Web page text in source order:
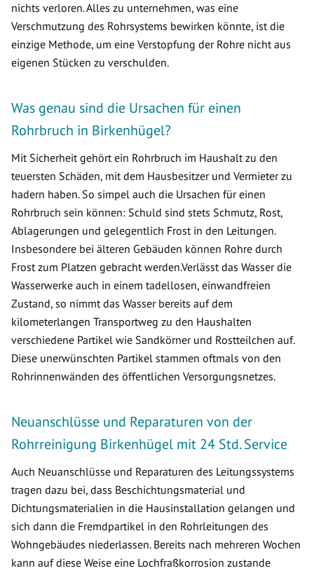
nichts verloren. Alles zu unternehmen, was eine
Verschmutzung des Rohrsystems bewirken könnte, ist die
einzige Methode, um eine Verstopfung der Rohre nicht aus
eigenen Stücken zu verschulden.
Was genau sind die Ursachen für einen
Rohrbruch in Birkenhügel?
Mit Sicherheit gehört ein Rohrbruch im Haushalt zu den
teuersten Schäden, mit dem Hausbesitzer und Vermieter zu
hadern haben. So simpel auch die Ursachen für einen
Rohrbruch sein können: Schuld sind stets Schmutz, Rost,
Ablagerungen und gelegentlich Frost in den Leitungen.
Insbesondere bei älteren Gebäuden können Rohre durch
Frost zum Platzen gebracht werden.Verlässt das Wasser die
Wasserwerke auch in einem tadellosen, einwandfreien
Zustand, so nimmt das Wasser bereits auf dem
kilometerlangen Transportweg zu den Haushalten
verschiedene Partikel wie Sandkörner und Rostteilchen auf.
Diese unerwünschten Partikel stammen oftmals von den
Rohrinnenwänden des öffentlichen Versorgungsnetzes.
Neuanschlüsse und Reparaturen von der
Rohrreinigung Birkenhügel mit 24 Std. Service
Auch Neuanschlüsse und Reparaturen des Leitungssystems
tragen dazu bei, dass Beschichtungsmaterial und
Dichtungsmaterialien in die Hausinstallation gelangen und
sich dann die Fremdpartikel in den Rohrleitungen des
Wohngebäudes niederlassen. Bereits nach mehreren Wochen
kann auf diese Weise eine Lochfraßkorrosion zustande